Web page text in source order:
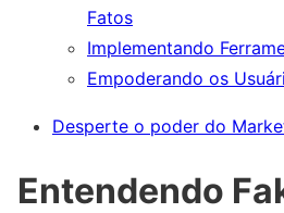
Fatos
Implementando
Empoderando os
Desperte o poder do
Entendendo